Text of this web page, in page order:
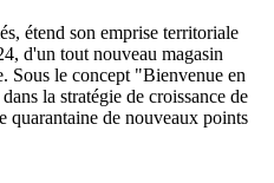
étend son emprise territoriale
d'un tout nouveau magasin
Sous le concept "Bienvenue en
la stratégie de croissance de
quarantaine de nouveaux points